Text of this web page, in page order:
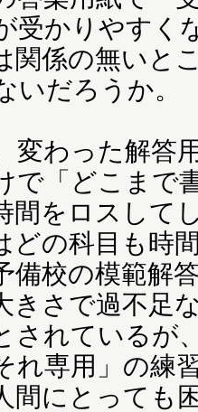
受かりやすく
関係の無いと
いだろうか。
わった解答
で「どこまで
間をロスして
どの科目も時
備校の模範解
きさで過不足
されているが
れ専用」の練
間にとっても